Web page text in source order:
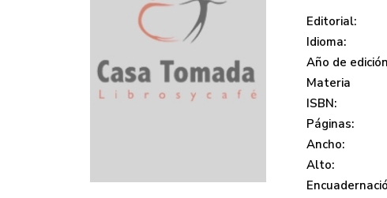
Editorial:
Idioma:
Año de
Materia
ISBN:
Páginas:
Ancho:
Alto: